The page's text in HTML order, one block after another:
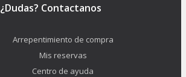
¿Dudas? Contactanos
Arrepentimiento de compra
Mis reservas
Centro de ayuda